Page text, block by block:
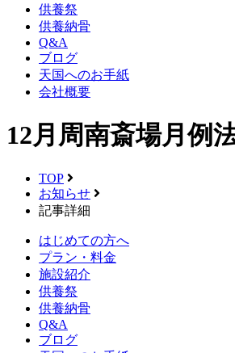
供養祭
供養納骨
Q&A
ブログ
天国へのお手紙
会社概要
12月周南斎場月例
TOP
お知らせ
記事詳細
はじめての方へ
プラン・料金
施設紹介
供養祭
供養納骨
Q&A
ブログ